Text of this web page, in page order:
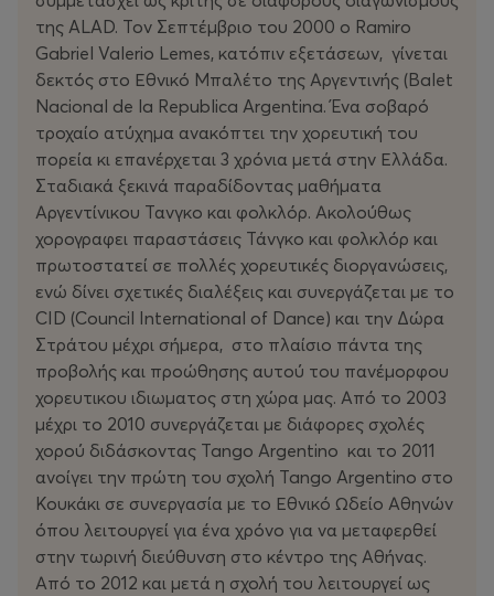
της ALAD. Τον Σεπτέμβριο του 2000 ο Ramiro
Gabriel Valerio Lemes, κατόπιν εξετάσεων, γίνεται
δεκτός στο Εθνικό Μπαλέτο της Αργεντινής (Balet
Nacional de la Republica Argentina. Ένα σοβαρό
τροχαίο ατύχημα ανακόπτει την χορευτική του
πορεία κι επανέρχεται 3 χρόνια μετά στην Ελλάδα.
Σταδιακά ξεκινά παραδίδοντας μαθήματα
Αργεντίνικου Τανγκο και φολκλόρ. Ακολούθως
χορογραφει παραστάσεις Τάνγκο και φολκλόρ και
πρωτοστατεί σε πολλές χορευτικές διοργανώσεις,
ενώ δίνει σχετικές διαλέξεις και συνεργάζεται με το
CID (Council International of Dance) και την Δώρα
Στράτου μέχρι σήμερα, στο πλαίσιο πάντα της
προβολής και προώθησης αυτού του πανέμορφου
χορευτικου ιδιωματος στη χώρα μας. Από το 2003
μέχρι το 2010 συνεργάζεται με διάφορες σχολές
χορού διδάσκοντας Tango Argentino και το 2011
ανοίγει την πρώτη του σχολή Tango Argentino στο
Κουκάκι σε συνεργασία με το Εθνικό Ωδείο Αθηνών
όπου λειτουργεί για ένα χρόνο για να μεταφερθεί
στην τωρινή διεύθυνση στο κέντρο της Αθήνας.
Από το 2012 και μετά η σχολή του λειτουργεί ως